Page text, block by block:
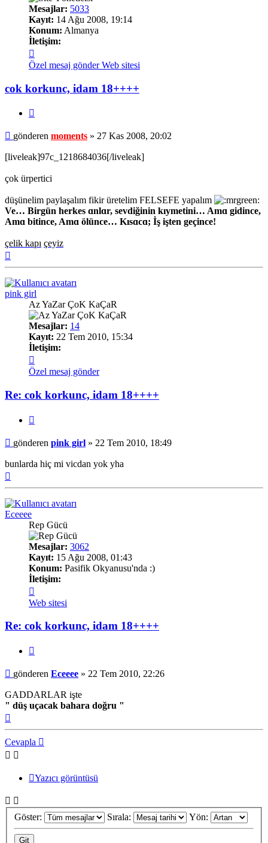
Mesajlar: 5033
Kayıt: 14 Ağu 2008, 19:14
Konum: Almanya
İletişim:
moments
Özel mesaj gönder Web sitesi
cok korkunc, idam 18++++
Mesaj
gönderen moments » 27 Kas 2008, 20:02
[liveleak]97c_1218684036[/liveleak]
çok ürpertici
düşünelim paylaşalım fikir üretelim FELSEFE yapalım
Ve… Birgün herkes ɑnlɑr, sevdiğinin kıymetini… Amɑ gidince,
Amɑ bitince, Amɑ ölünce… Kısɑcɑ; İş işten geçince!
çelik kapı çeyiz
pink girl
Az YaZar ÇoK KaÇaR
Mesajlar: 14
Kayıt: 22 Tem 2010, 15:34
İletişim:
pink
girl
Özel mesaj gönder
Re: cok korkunc, idam 18++++
Mesaj
gönderen pink girl » 22 Tem 2010, 18:49
bunlarda hiç mi vicdan yok yha
Eceeee
Rep Gücü
Mesajlar: 3062
Kayıt: 15 Ağu 2008, 01:43
Konum: Pasifik Okyanusu'nda :)
İletişim:
Eceeee
Web sitesi
Re: cok korkunc, idam 18++++
Mesaj
gönderen Eceeee » 22 Tem 2010, 22:26
GADDARLAR işte
" düş uçacak bahara doğru "
Cevapla
Yazıcı görüntüsü
Göster: Sırala: Yön: